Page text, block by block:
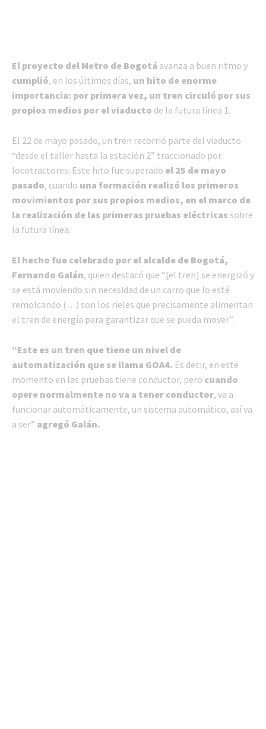
El proyecto del Metro de Bogotá avanza a buen ritmo y
cumplió, en los últimos días, un hito de enorme
importancia: por primera vez, un tren circuló por sus
propios medios por el viaducto de la futura línea 1.
El 22 de mayo pasado, un tren recorrió parte del viaducto
“desde el taller hasta la estación 2” traccionado por
locotractores. Este hito fue superado el 25 de mayo
pasado, cuando una formación realizó los primeros
movimientos por sus propios medios, en el marco de
la realización de las primeras pruebas eléctricas sobre
la futura línea.
El hecho fue celebrado por el alcalde de Bogotá,
Fernando Galán, quien destacó que “[el tren] se energizó y
se está moviendo sin necesidad de un carro que lo esté
remolcando (…) son los rieles que precisamente alimentan
el tren de energía para garantizar que se pueda mover”.
“Este es un tren que tiene un nivel de
automatización que se llama GOA4. Es decir, en este
momento en las pruebas tiene conductor, pero cuando
opere normalmente no va a tener conductor, va a
funcionar automáticamente, un sistema automático, así va
a ser” agregó Galán.